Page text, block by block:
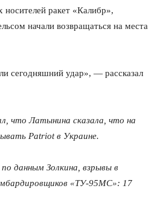
ракет «Калибр»,
начали возвращаться на места
сегодняшний удар», — рассказал
что Латынина сказала, что на
Patriot в Украине.
данным Золкина, взрывы в
«ТУ-95МС»: 17